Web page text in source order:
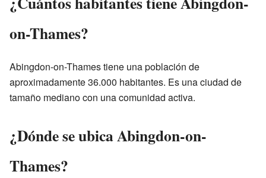
on-Thames?
Abingdon-on-Thames tiene una población de
aproximadamente 36.000 habitantes. Es una ciudad de
tamaño mediano con una comunidad activa.
¿Dónde se ubica Abingdon-on-
Thames?